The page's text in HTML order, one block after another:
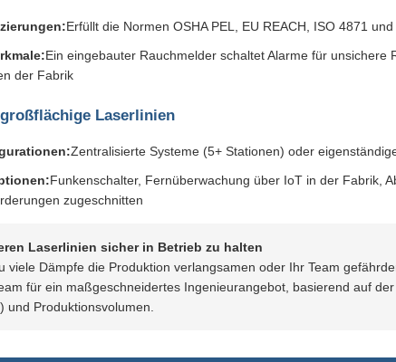
Erfüllt die Normen OSHA PEL, EU REACH, ISO 4871
Ein eingebauter Rauchmelder schaltet Alarme für unsichere
der Fabrik
Laserlinien
Zentralisierte Systeme (5+ Stationen) oder
Funkenschalter, Fernüberwachung über IoT in der Fabrik,
zugeschnitten
Laserlinien sicher in Betrieb zu halten
viele Dämpfe die Produktion verlangsamen oder Ihr Team
für ein maßgeschneidertes Ingenieurangebot, basierend auf
und Produktionsvolumen.